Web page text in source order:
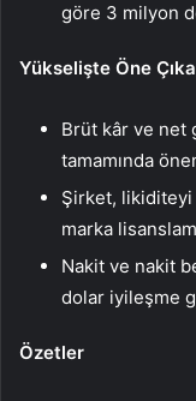
göre 3 milyon
Yükselişte Öne
Brüt kâr ve net
tamamında
Şirket, likiditeyi
marka
Nakit ve nakit
dolar iyileşme
Özetler